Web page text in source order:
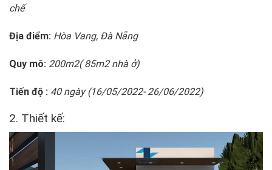
chế
Địa điểm: Hòa Vang, Đà Nẵng
Quy mô: 200m2( 85m2 nhà ở)
Tiến độ : 40 ngày (16/05/2022- 26/06/2022)
2. Thiết kế: